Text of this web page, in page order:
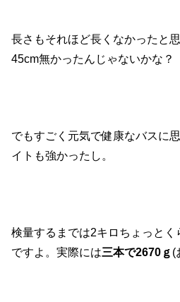
長さもそれほど長くなかったと
45cm無かったんじゃないかな？
でもすごく元気で健康なバスに
イトも強かったし。
検量するまでは2キロちょっとく
ですよ。実際には三本で2670ｇ (